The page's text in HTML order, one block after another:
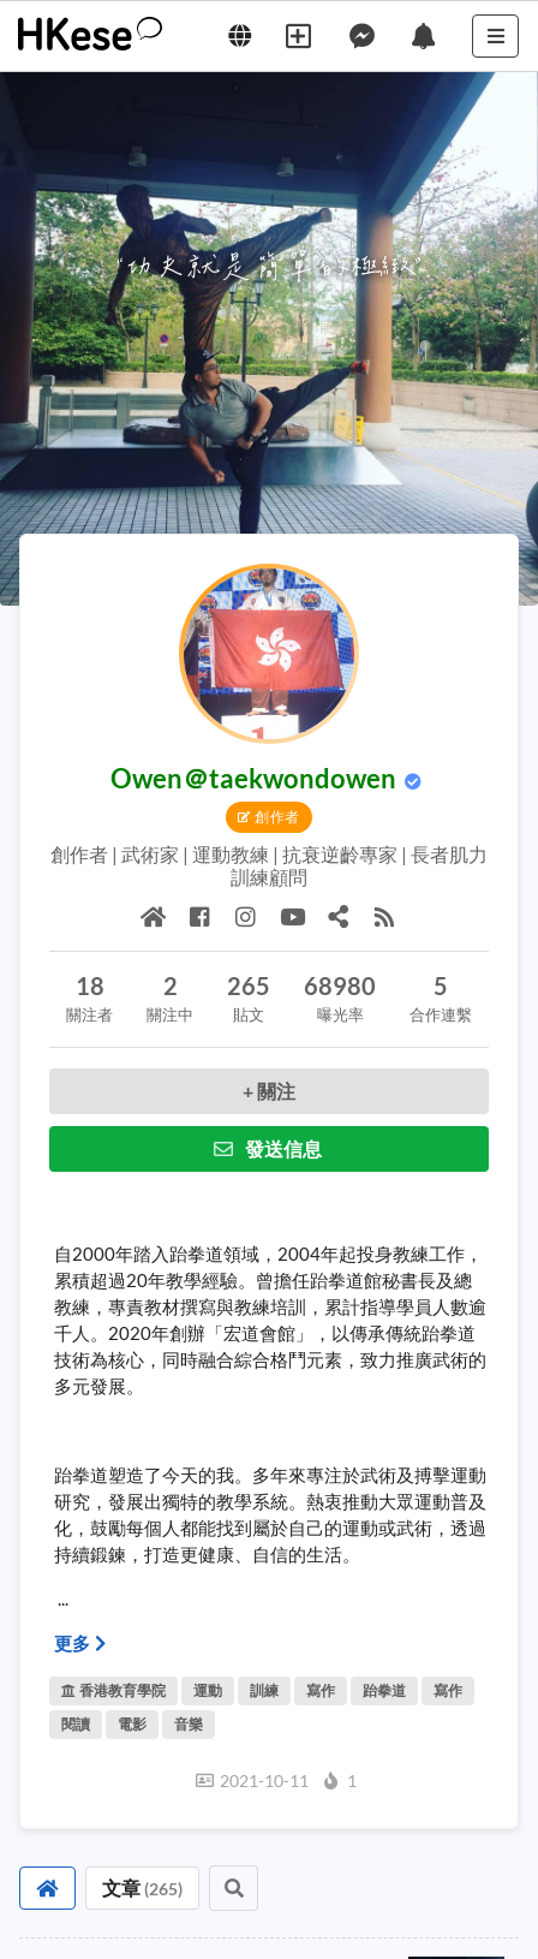
“功夫就是簡單的極緻”
Owen＠taekwondowen
創作者
創作者 | 武術家 | 運動教練 | 抗衰逆齡專家 | 長者肌力
訓練顧問
18
關注者
2
關注中
265
貼文
68980
曝光率
5
合作連繫
+ 關注
發送信息
自2000年踏入跆拳道領域，2004年起投身教練工作，
累積超過20年教學經驗。曾擔任跆拳道館秘書長及總
教練，專責教材撰寫與教練培訓，累計指導學員人數逾
千人。2020年創辦「宏道會館」，以傳承傳統跆拳道
技術為核心，同時融合綜合格鬥元素，致力推廣武術的
多元發展。
跆拳道塑造了今天的我。多年來專注於武術及搏擊運動
研究，發展出獨特的教學系統。熱衷推動大眾運動普及
化，鼓勵每個人都能找到屬於自己的運動或武術，透過
持續鍛鍊，打造更健康、自信的生活。
...
更多
香港教育學院 運動 訓練 寫作 跆拳道
寫作
閱讀
電影 音樂
2021-10-11 1
文章(265)